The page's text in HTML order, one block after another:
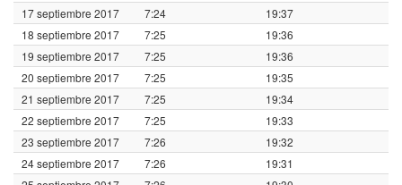
17 septiembre 2017
7:24
19:37
18 septiembre 2017
7:25
19:36
19 septiembre 2017
7:25
19:36
20 septiembre 2017
7:25
19:35
21 septiembre 2017
7:25
19:34
22 septiembre 2017
7:25
19:33
23 septiembre 2017
7:26
19:32
24 septiembre 2017
7:26
19:31